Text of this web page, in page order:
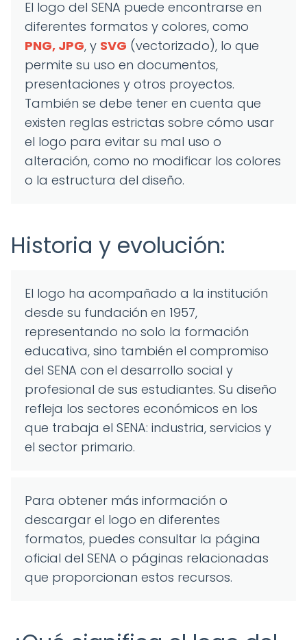
El logo del SENA puede encontrarse en
diferentes formatos y colores, como
PNG, JPG, y SVG (vectorizado), lo que
permite su uso en documentos,
presentaciones y otros proyectos.
También se debe tener en cuenta que
existen reglas estrictas sobre cómo usar
el logo para evitar su mal uso o
alteración, como no modificar los colores
o la estructura del diseño.
Historia y evolución:
El logo ha acompañado a la institución
desde su fundación en 1957,
representando no solo la formación
educativa, sino también el compromiso
del SENA con el desarrollo social y
profesional de sus estudiantes. Su diseño
refleja los sectores económicos en los
que trabaja el SENA: industria, servicios y
el sector primario.
Para obtener más información o
descargar el logo en diferentes
formatos, puedes consultar la página
oficial del SENA o páginas relacionadas
que proporcionan estos recursos.